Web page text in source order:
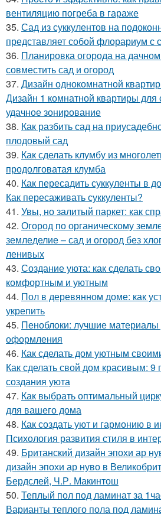
вентиляцию погреба в гараже
35. Сад из суккулентов на
представляет собой флорариум с
36. Планировка огорода на дачном
совместить сад и огород
37. Дизайн однокомнатной
Дизайн 1 комнатной квартиры для
удачное зонирование
38. Как разбить сад на
плодовый сад
39. Как сделать клумбу из
продолговатая клумба
40. Как пересадить суккуленты в
Как пересаживать суккуленты?
41. Увы, но залитый паркет: как
42. Огород по органическому
земледелие – сад и огород без
ленивых
43. Создание уюта: как сделать
комфортным и уютным
44. Пол в деревянном доме: как
укрепить
45. Пеноблоки: лучшие материалы
оформления
46. Как сделать дом уютным
Как сделать свой дом красивым: 9
создания уюта
47. Как выбрать оптимальный
для вашего дома
48. Как создать уют и гармонию в
Психология развития стиля в
49. Британский дизайн эпохи ар
дизайн эпохи ар нуво в
Бердслей, Ч.Р. Макинтош
50. Теплый пол под ламинат за
Варианты теплого пола под